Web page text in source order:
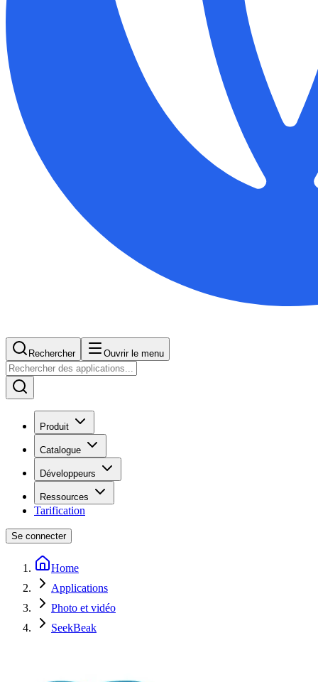
Rechercher Ouvrir le menu
Produit
Catalogue
Développeurs
Ressources
Tarification
Se connecter
Home
Applications
Photo et vidéo
SeekBeak